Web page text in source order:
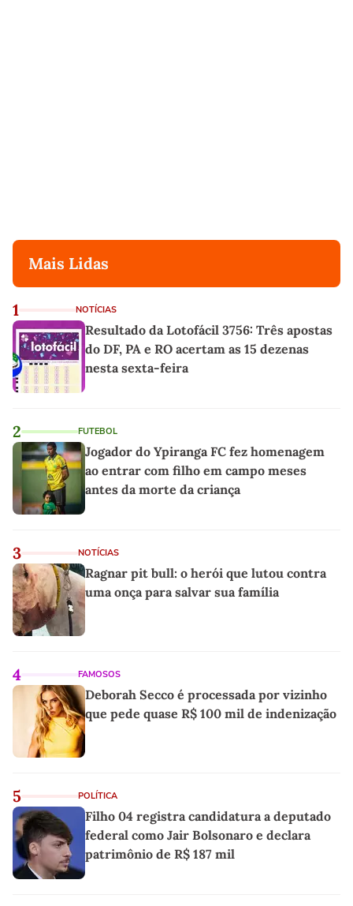
Mais Lidas
1 NOTÍCIAS
Resultado da Lotofácil 3756: Três apostas
do DF, PA e RO acertam as 15 dezenas
nesta sexta-feira
2 FUTEBOL
Jogador do Ypiranga FC fez homenagem
ao entrar com filho em campo meses
antes da morte da criança
3 NOTÍCIAS
Ragnar pit bull: o herói que lutou contra
uma onça para salvar sua família
4 FAMOSOS
Deborah Secco é processada por vizinho
que pede quase R$ 100 mil de indenização
5 POLÍTICA
Filho 04 registra candidatura a deputado
federal como Jair Bolsonaro e declara
patrimônio de R$ 187 mil